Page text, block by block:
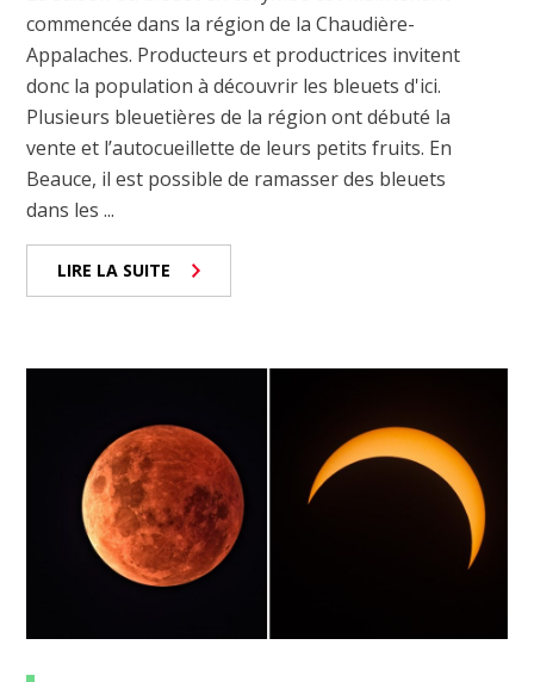
commencée dans la région de la Chaudière-
Appalaches. Producteurs et productrices invitent
donc la population à découvrir les bleuets d'ici.
Plusieurs bleuetières de la région ont débuté la
vente et l’autocueillette de leurs petits fruits. En
Beauce, il est possible de ramasser des bleuets
dans les ...
LIRE LA SUITE